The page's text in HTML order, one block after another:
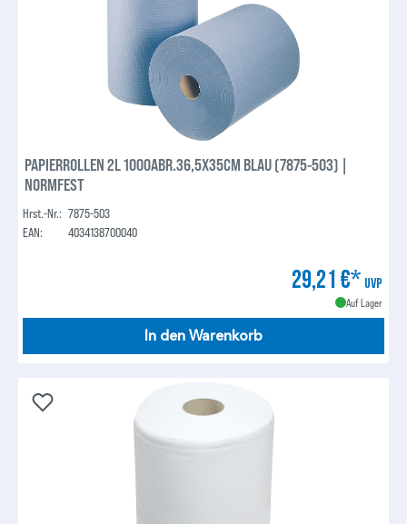
PAPIERROLLEN 2L 1000ABR.36,5X35CM BLAU (7875-503) |
NORMFEST
Hrst.-Nr.: 7875-503
EAN:
4034138700040
29,21 €* UVP
Auf Lager
In den Warenkorb